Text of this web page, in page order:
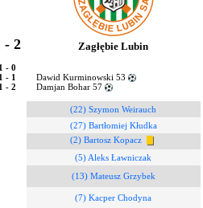
- 2 Zagłębie Lubin
1 - 0
1 - 1
Dawid Kurminowski 53
1 - 2
Damjan Bohar 57
(22) Szymon Weirauch
(27) Bartłomiej Kłudka
(2) Bartosz Kopacz
(5) Aleks Ławniczak
(13) Mateusz Grzybek
(7) Kacper Chodyna